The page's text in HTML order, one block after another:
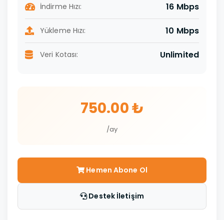
İndirme Hızı: 16 Mbps
Yükleme Hızı: 10 Mbps
Veri Kotası: Unlimited
750.00 ₺
/ay
Hemen Abone Ol
Destek İletişim